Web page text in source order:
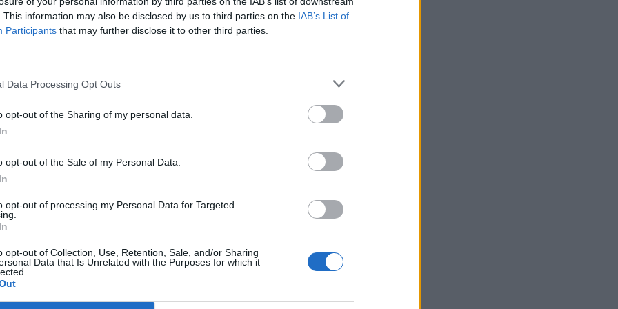
This information may also be disclosed by us to third parties on the IAB’s List of
Participants that may further disclose it to other third parties.
Data Processing Opt Outs
opt-out of the Sharing of my personal data.
opt-out of the Sale of my Personal Data.
opt-out of processing my Personal Data for Targeted
opt-out of Collection, Use, Retention, Sale, and/or Sharing
Data that Is Unrelated with the Purposes for which it
Az első BMW által gyártott Rolls-Royce modell, a Phantom még nem indult be
ehhez hasonló stratégiai döntések meghozatalára. A Rolls úgy szeretné
és egyben a kockázatot, hogy számos közös...
portfolio.hu hírarchívumához tartozik, melynek olvasása előfizetéses
cikkarchívum
elmúlt 2 év napon belüli
Előfizetés